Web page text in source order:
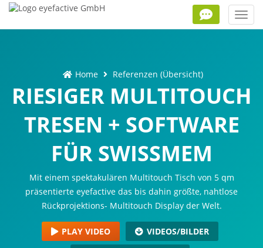
Home Referenzen (Übersicht)
RIESIGER MULTITOUCH
TRESEN + SOFTWARE
FÜR SWISSMEM
Mit einem spektakulären Multitouch Tisch von 5 qm
präsentierte eyefactive das bis dahin größte, nahtlose
Rückprojektions- Multitouch Display der Welt.
PLAY VIDEO VIDEOS/BILDER